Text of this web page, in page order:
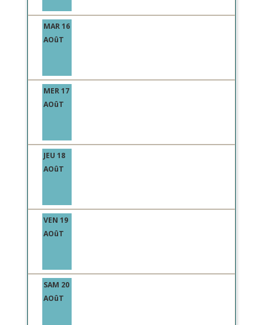
MAR 16
AOûT
MER 17
AOûT
JEU 18
AOûT
VEN 19
AOûT
SAM 20
AOûT